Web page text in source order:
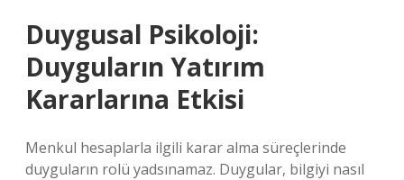
Duygusal Psikoloji:
Duyguların Yatırım
Kararlarına Etkisi
Menkul hesaplarla ilgili karar alma süreçlerinde
duyguların rolü yadsınamaz. Duygular, bilgiyi nasıl